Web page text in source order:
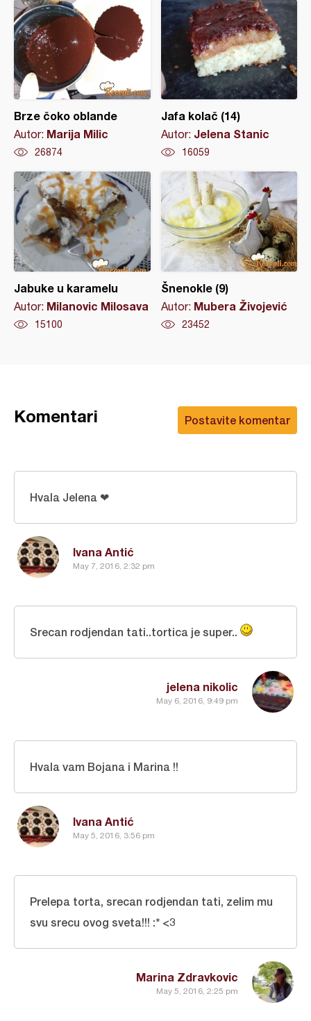
Brze čoko oblande
Autor: Marija Milic
26874
Jafa kolač (14)
Autor: Jelena Stanic
16059
Jabuke u karamelu
Autor: Milanovic Milosava
15100
Šnenokle (9)
Autor: Mubera Živojević
23452
Postavite komentar
Komentari
Ivana Antić
May 7, 2016, 2:32 pm
Hvala Jelena ❤
jelena nikolic
May 6, 2016, 9:49 pm
Srecan rodjendan tati..tortica je super..
Ivana Antić
May 5, 2016, 3:56 pm
Hvala vam Bojana i Marina !!
Marina Zdravkovic
May 5, 2016, 2:25 pm
Prelepa torta, srecan rodjendan tati, zelim mu
svu srecu ovog sveta!!! :* <3